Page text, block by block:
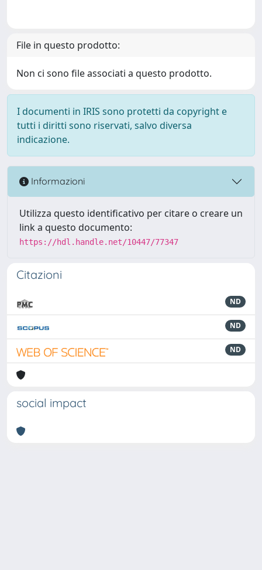
File in questo prodotto:
Non ci sono file associati a questo prodotto.
I documenti in IRIS sono protetti da copyright e
tutti i diritti sono riservati, salvo diversa
indicazione.
Informazioni
Utilizza questo identificativo per citare o creare un
link a questo documento:
https://hdl.handle.net/10447/77347
Citazioni
ND
ND
ND
social impact